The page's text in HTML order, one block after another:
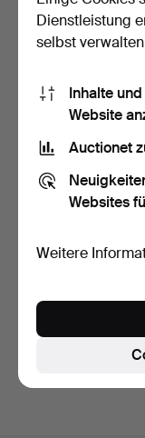
des 19. Jahrhu…
Sie können auch in
Dienstleistung
selbst
Inhalte
Website
Auctionet
Websites
Weitere